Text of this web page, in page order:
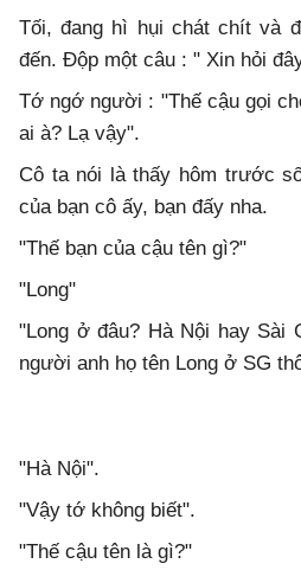
Tối, đang hì hụi chát chít và
đến. Độp một câu : " Xin hỏi
Tớ ngớ người : "Thế cậu gọi
ai à? Lạ vậy".
Cô ta nói là thấy hôm trước
của bạn cô ấy, bạn đấy nha.
"Thế bạn của cậu tên gì?"
"Long"
"Long ở đâu? Hà Nội hay Sài
người anh họ tên Long ở SG
"Hà Nội".
"Vậy tớ không biết".
"Thế cậu tên là gì?"